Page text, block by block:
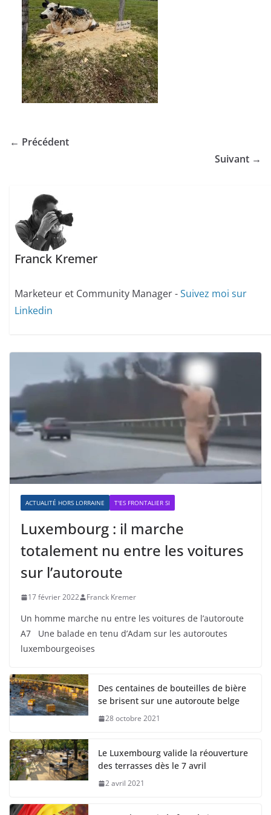
← Précédent
Suivant →
Franck Kremer
Marketeur et Community Manager -Suivez moi sur
Linkedin
ACTUALITÉ HORS LORRAINE T'ES FRONTALIER SI
Luxembourg : il marche
totalement nu entre les voitures
sur l’autoroute
17 février 2022 Franck Kremer
Un homme marche nu entre les voitures de l’autoroute
A7 Une balade en tenu d’Adam sur les autoroutes
luxembourgeoises
Des centaines de bouteilles de bière
se brisent sur une autoroute belge
28 octobre 2021
Le Luxembourg valide la réouverture
des terrasses dès le 7 avril
2 avril 2021